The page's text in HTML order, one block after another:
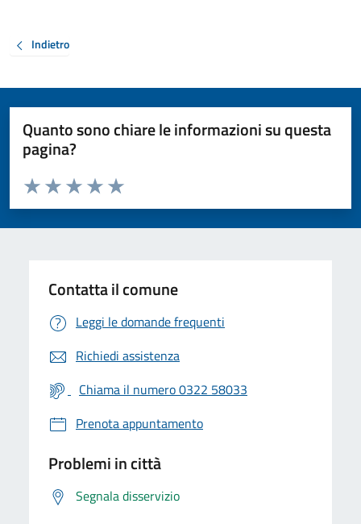
Indietro
Quanto sono chiare le informazioni su questa
pagina?
Valuta da 1 a 5 stelle la pagina
Valuta 5 stelle su 5
Valuta 4 stelle su 5
Valuta 3 stelle su 5
Valuta 2 stelle su 5
Valuta 1 stelle su 5
Contatta il comune
Leggi le domande frequenti
Richiedi assistenza
Chiama il numero 0322 58033
Prenota appuntamento
Problemi in città
Segnala disservizio